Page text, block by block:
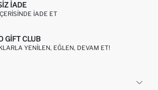
IADE
IADE ET
GIFT CLUB
YENILEN, EĞLEN, DEVAM ET!